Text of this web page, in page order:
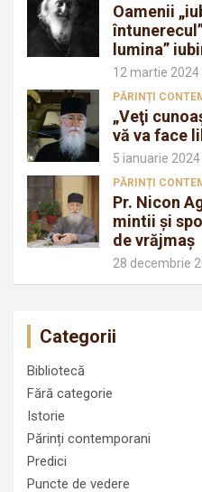
Oamenii
lumina”
12 martie 2024
PĂRINȚI
„Veţi
vă va face
5 ianuarie 2024
PĂRINȚI
Pr. Nicon
mintii și
de vrăjmaș
28 decembrie
Categorii
Bibliotecă
Fără categorie
Istorie
Părinți contemporani
Predici
Puncte de vedere